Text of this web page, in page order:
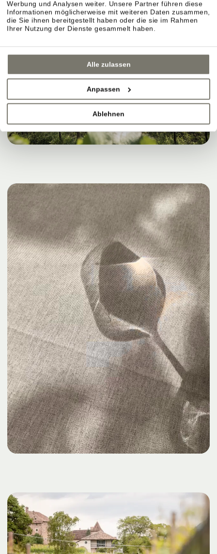
Werbung und Analysen weiter. Unsere Partner führen diese
Informationen möglicherweise mit weiteren Daten zusammen,
die Sie ihnen bereitgestellt haben oder die sie im Rahmen
Ihrer Nutzung der Dienste gesammelt haben.
Alle zulassen
Anpassen
Ablehnen